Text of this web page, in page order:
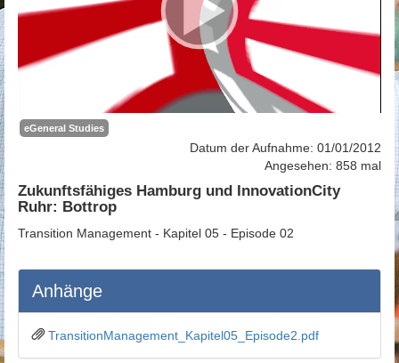
eGeneral Studies
Datum der Aufnahme: 01/01/2012
Angesehen: 858 mal
Zukunftsfähiges Hamburg und InnovationCity
Ruhr: Bottrop
Transition Management - Kapitel 05 - Episode 02
Anhänge
TransitionManagement_Kapitel05_Episode2.pdf